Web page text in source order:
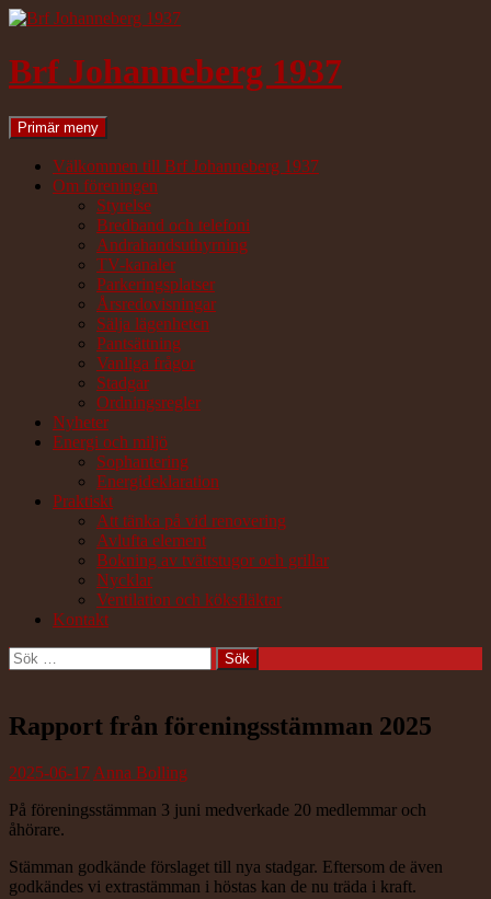
Hoppa
innehåll
Brf Johanneberg 1937
Sök
Primär meny
Välkommen till Brf Johanneberg 1937
Om föreningen
Styrelse
Bredband och telefoni
Andrahandsuthyrning
TV-kanaler
Parkeringsplatser
Årsredovisningar
Sälja lägenheten
Pantsättning
Vanliga frågor
Stadgar
Ordningsregler
Nyheter
Energi och miljö
Sophantering
Energideklaration
Praktiskt
Att tänka på vid renovering
Avlufta element
Bokning av tvättstugor och grillar
Nycklar
Ventilation och köksfläktar
Kontakt
Sök
efter:
Rapport från föreningsstämman 2025
2025-06-17 Anna Bolling
På föreningsstämman 3 juni medverkade 20 medlemmar och
åhörare.
Stämman godkände förslaget till nya stadgar. Eftersom de även
godkändes vi extrastämman i höstas kan de nu träda i kraft.